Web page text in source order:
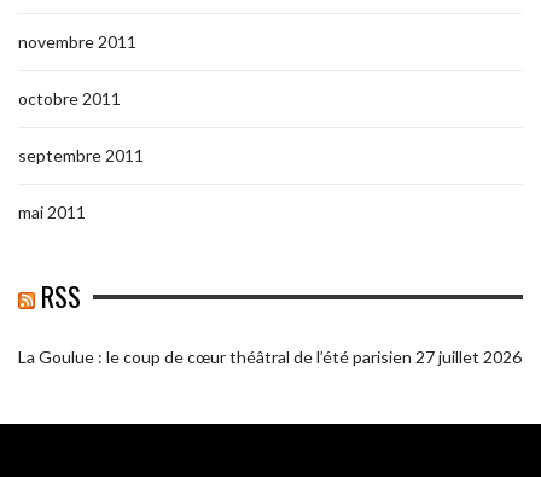
novembre 2011
octobre 2011
septembre 2011
mai 2011
RSS
La Goulue : le coup de cœur théâtral de l’été parisien 27 juillet 2026